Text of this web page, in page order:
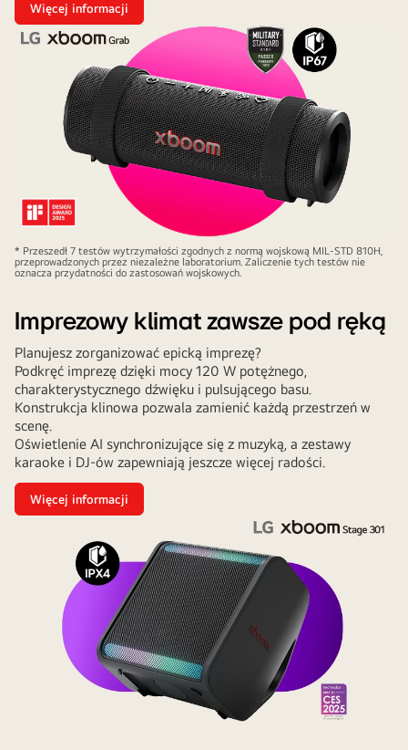
Więcej informacji
* Przeszedł 7 testów wytrzymałości zgodnych z normą wojskową MIL-STD 810H,
przeprowadzonych przez niezależne laboratorium. Zaliczenie tych testów nie
oznacza przydatności do zastosowań wojskowych.
Imprezowy klimat zawsze pod ręką
Planujesz zorganizować epicką imprezę?
Podkręć imprezę dzięki mocy 120 W potężnego,
charakterystycznego dźwięku i pulsującego basu.
Konstrukcja klinowa pozwala zamienić każdą przestrzeń w
scenę.
Oświetlenie AI synchronizujące się z muzyką, a zestawy
karaoke i DJ-ów zapewniają jeszcze więcej radości.
Więcej informacji